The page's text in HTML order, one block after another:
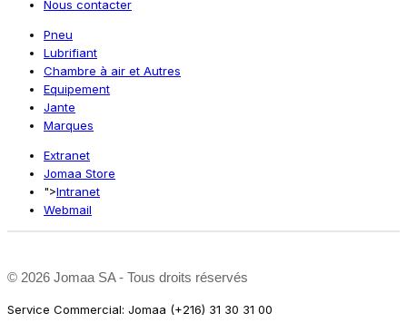
Nous contacter
Pneu
Lubrifiant
Chambre à air et Autres
Equipement
Jante
Marques
Extranet
Jomaa Store
">Intranet
Webmail
© 2026 Jomaa SA - Tous droits réservés
Service Commercial: Jomaa (+216) 31 30 31 00